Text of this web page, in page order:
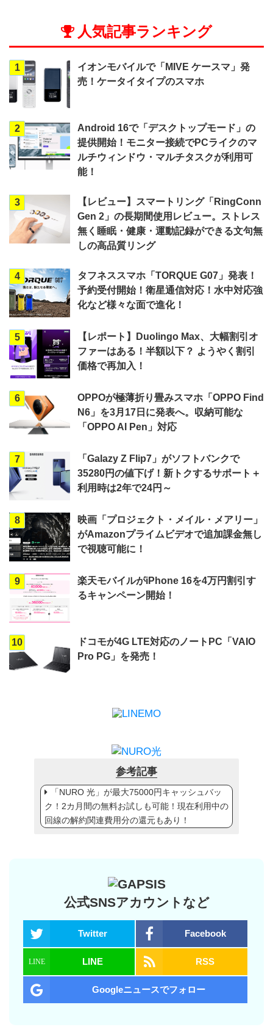
人気記事ランキング
1
イオンモバイルで「MIVE ケースマ」発
売！ケータイタイプのスマホ
2
Android 16で「デスクトップモード」の
提供開始！モニター接続でPCライクのマ
ルチウィンドウ・マルチタスクが利用可
能！
3
【レビュー】スマートリング「RingConn
Gen 2」の長期間使用レビュー。ストレス
無く睡眠・健康・運動記録ができる文句無
しの高品質リング
4
タフネススマホ「TORQUE G07」発表！
予約受付開始！衛星通信対応！水中対応強
化など様々な面で進化！
5
【レポート】Duolingo Max、大幅割引オ
ファーはある！半額以下？ ようやく割引
価格で再加入！
6
OPPOが極薄折り畳みスマホ「OPPO Find
N6」を3月17日に発表へ。収納可能な
「OPPO AI Pen」対応
7
「Galazy Z Flip7」がソフトバンクで
35280円の値下げ！新トクするサポート＋
利用時は2年で24円～
8
映画「プロジェクト・メイル・メアリー」
がAmazonプライムビデオで追加課金無し
で視聴可能に！
9
楽天モバイルがiPhone 16を4万円割引す
るキャンペーン開始！
10
ドコモが4G LTE対応のノートPC「VAIO
Pro PG」を発売！
参考記事
「NURO 光」が最大75000円キャッシュバッ
ク！2カ月間の無料お試しも可能！現在利用中の
回線の解約関連費用分の還元もあり！
公式SNSアカウントなど
Twitter Facebook
LINE RSS
Googleニュースでフォロー